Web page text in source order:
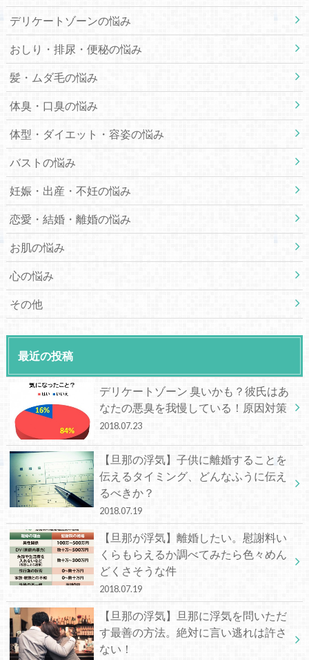
デリケートゾーンの悩み
おしり・排尿・便秘の悩み
髪・ムダ毛の悩み
体臭・口臭の悩み
体型・ダイエット・容姿の悩み
バストの悩み
妊娠・出産・不妊の悩み
恋愛・結婚・離婚の悩み
お肌の悩み
心の悩み
その他
最近の投稿
デリケートゾーン 臭いかも？彼氏はあ
なたの悪臭を我慢している！原因対策
2018.07.23
【旦那の浮気】子供に離婚することを
伝えるタイミング、どんなふうに伝え
るべきか？
2018.07.19
【旦那が浮気】離婚したい。慰謝料い
くらもらえるか調べてみたら色々めん
どくさそうな件
2018.07.19
【旦那の浮気】旦那に浮気を問いただ
す最善の方法。絶対に言い逃れは許さ
ない！